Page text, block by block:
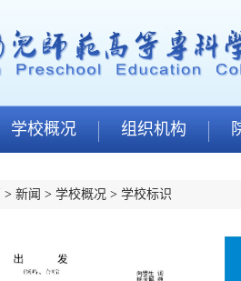
学校概况 组织机构
> 新闻 > 学校概况 > 学校标识